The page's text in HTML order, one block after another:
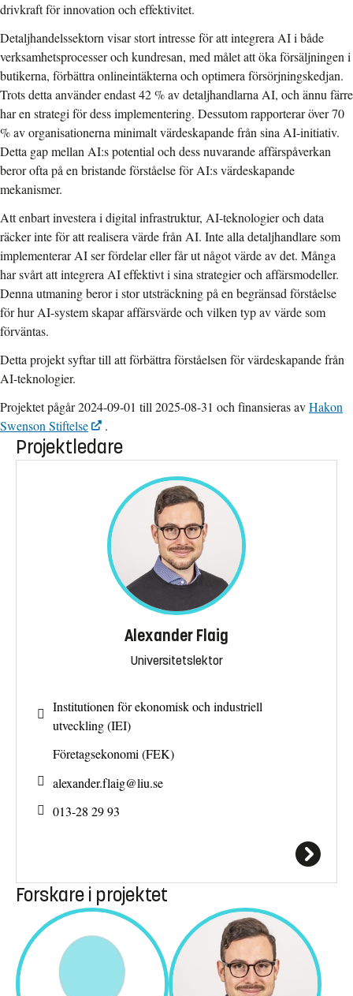
drivkraft för innovation och effektivitet.
Detaljhandelssektorn visar stort intresse för att integrera AI i både
verksamhetsprocesser och kundresan, med målet att öka försäljningen i
butikerna, förbättra onlineintäkterna och optimera försörjningskedjan.
Trots detta använder endast 42 % av detaljhandlarna AI, och ännu färre
har en strategi för dess implementering. Dessutom rapporterar över 70
% av organisationerna minimalt värdeskapande från sina AI-initiativ.
Detta gap mellan AI:s potential och dess nuvarande affärspåverkan
beror ofta på en bristande förståelse för AI:s värdeskapande
mekanismer.
Att enbart investera i digital infrastruktur, AI-teknologier och data
räcker inte för att realisera värde från AI. Inte alla detaljhandlare som
implementerar AI ser fördelar eller får ut något värde av det. Många
har svårt att integrera AI effektivt i sina strategier och affärsmodeller.
Denna utmaning beror i stor utsträckning på en begränsad förståelse
för hur AI-system skapar affärsvärde och vilken typ av värde som
förväntas.
Detta projekt syftar till att förbättra förståelsen för värdeskapande från
AI-teknologier.
Projektet pågår 2024-09-01 till 2025-08-31 och finansieras avHakon
Swenson Stiftelse
.
Projektledare
Alexander Flaig
Universitetslektor
Institutionen för ekonomisk och industriell
utveckling (IEI)
Företagsekonomi (FEK)
alexander.flaig@liu.se
013-28 29 93
Forskare i projektet